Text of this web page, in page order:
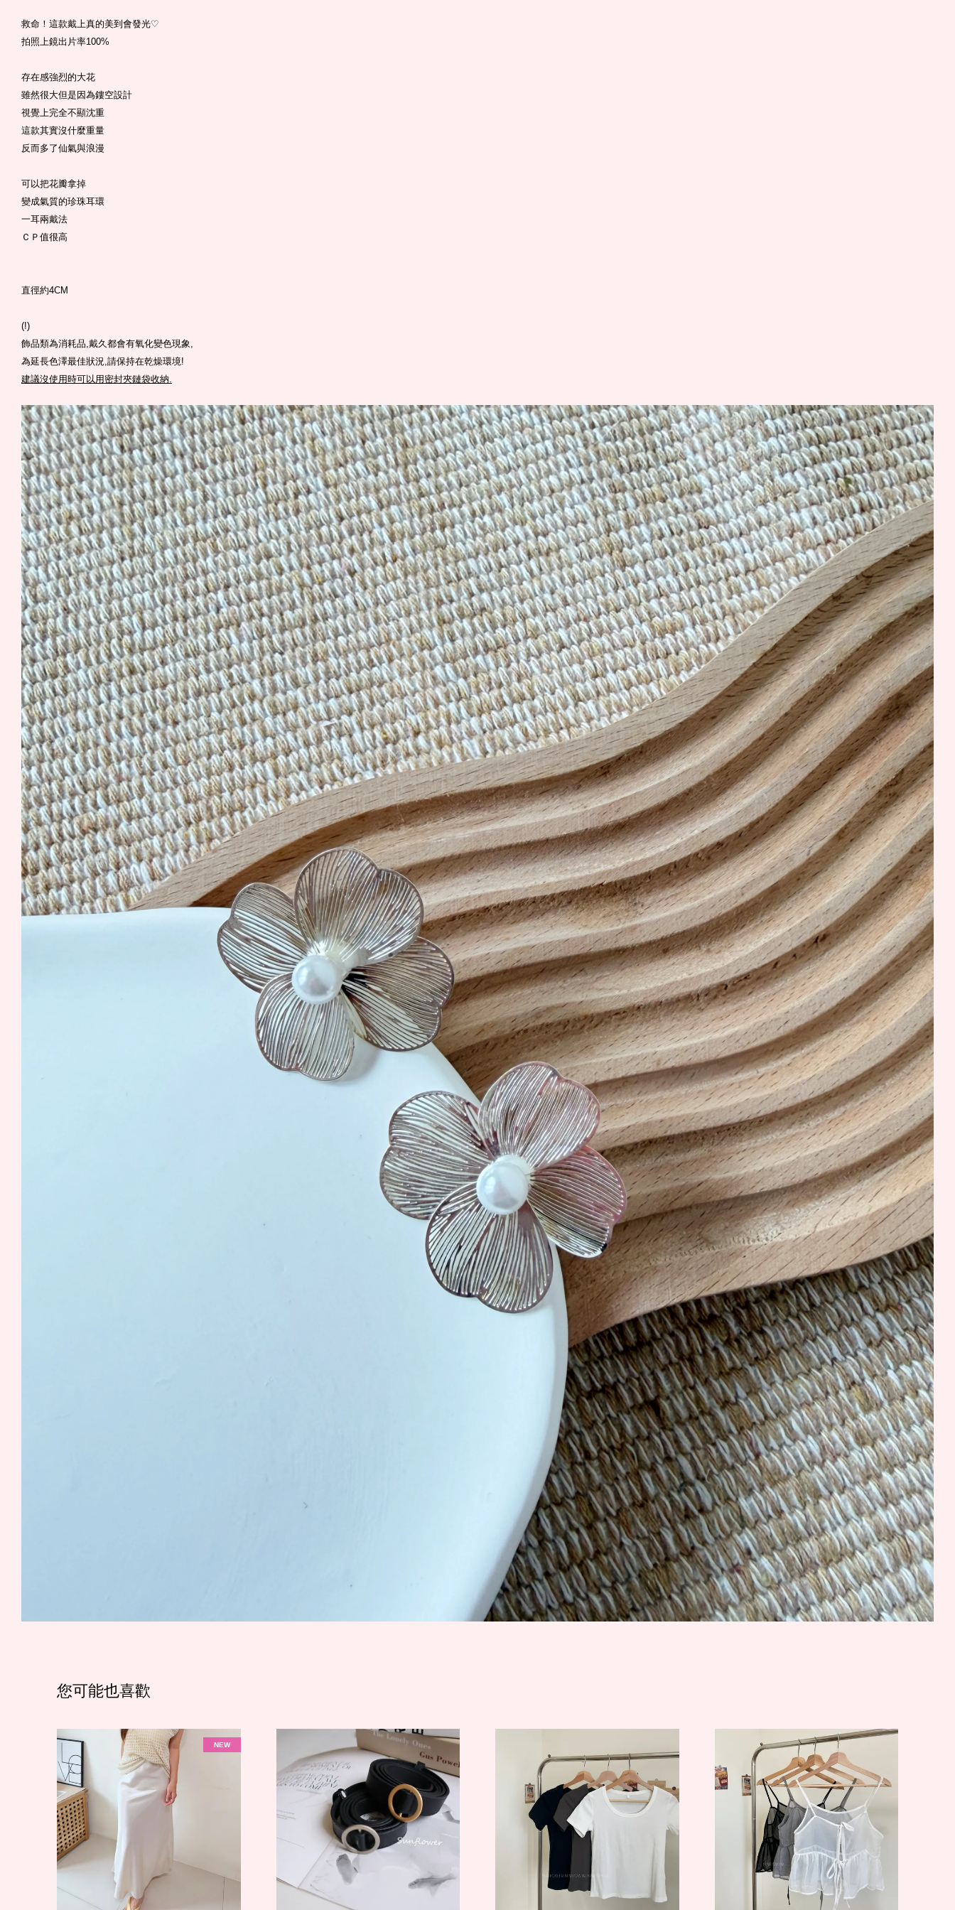
救命！這款戴上真的美到會發光♡
拍照上鏡出片率100%
存在感強烈的大花
雖然很大但是因為鏤空設計
視覺上完全不顯沈重
這款其實沒什麼重量
反而多了仙氣與浪漫
可以把花瓣拿掉
變成氣質的珍珠耳環
一耳兩戴法
ＣＰ值很高
直徑約4CM
(!)
飾品類為消耗品,戴久都會有氧化變色現象,
為延長色澤最佳狀況,請保持在乾燥環境!
建議沒使用時可以用密封夾鏈袋收納.
您可能也喜歡
NEW